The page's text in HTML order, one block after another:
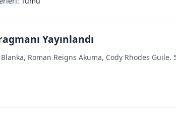
Yayınlandı
Roman Reigns Akuma, Cody Rhodes Guile.